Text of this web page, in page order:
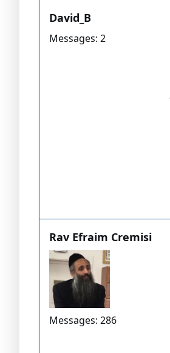
David_B
Messages: 2
Rav Efraim Cremisi
Messages: 286